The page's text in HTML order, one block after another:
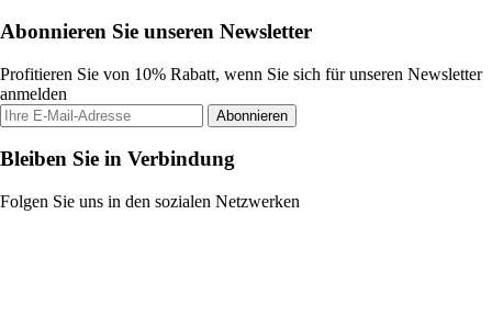
Abonnieren Sie unseren Newsletter
Profitieren Sie von 10% Rabatt, wenn Sie sich für unseren Newsletter
anmelden
Abonnieren
Bleiben Sie in Verbindung
Folgen Sie uns in den sozialen Netzwerken